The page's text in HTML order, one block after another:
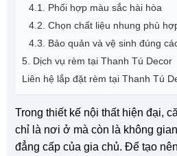
4.1. Phối hợp màu sắc hài hòa
4.2. Chọn chất liệu nhung phù
4.3. Bảo quản và vệ sinh đúng
5. Dịch vụ rèm tại Thanh Tú Decor
Liên hệ lắp đặt rèm tại Thanh Tú
Trong thiết kế nội thất hiện đại,
chỉ là nơi ở mà còn là không
đẳng cấp của gia chủ. Để tạo